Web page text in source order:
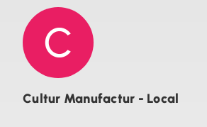
Cultur Manufactur - Local